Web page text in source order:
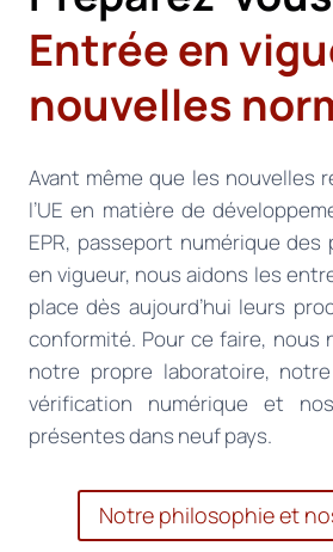
Entrée en
nouvelles
Avant même que les nouvelles
l’UE en matière de
EPR, passeport numérique des
en vigueur, nous aidons les
place dès aujourd’hui leurs
conformité. Pour ce faire, nous
notre propre laboratoire,
vérification numérique et
présentes dans neuf pays.
Notre philosophie et